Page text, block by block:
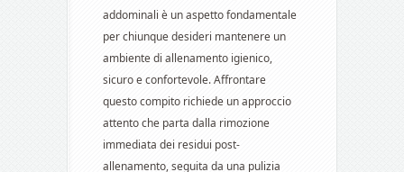
addominali è un aspetto fondamentale
per chiunque desideri mantenere un
ambiente di allenamento igienico,
sicuro e confortevole. Affrontare
questo compito richiede un approccio
attento che parta dalla rimozione
immediata dei residui post-
allenamento, seguita da una pulizia